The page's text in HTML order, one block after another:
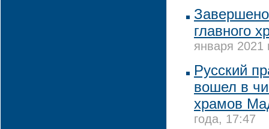
главного
января 2021
Русский
вошел в
храмов
года, 17:47